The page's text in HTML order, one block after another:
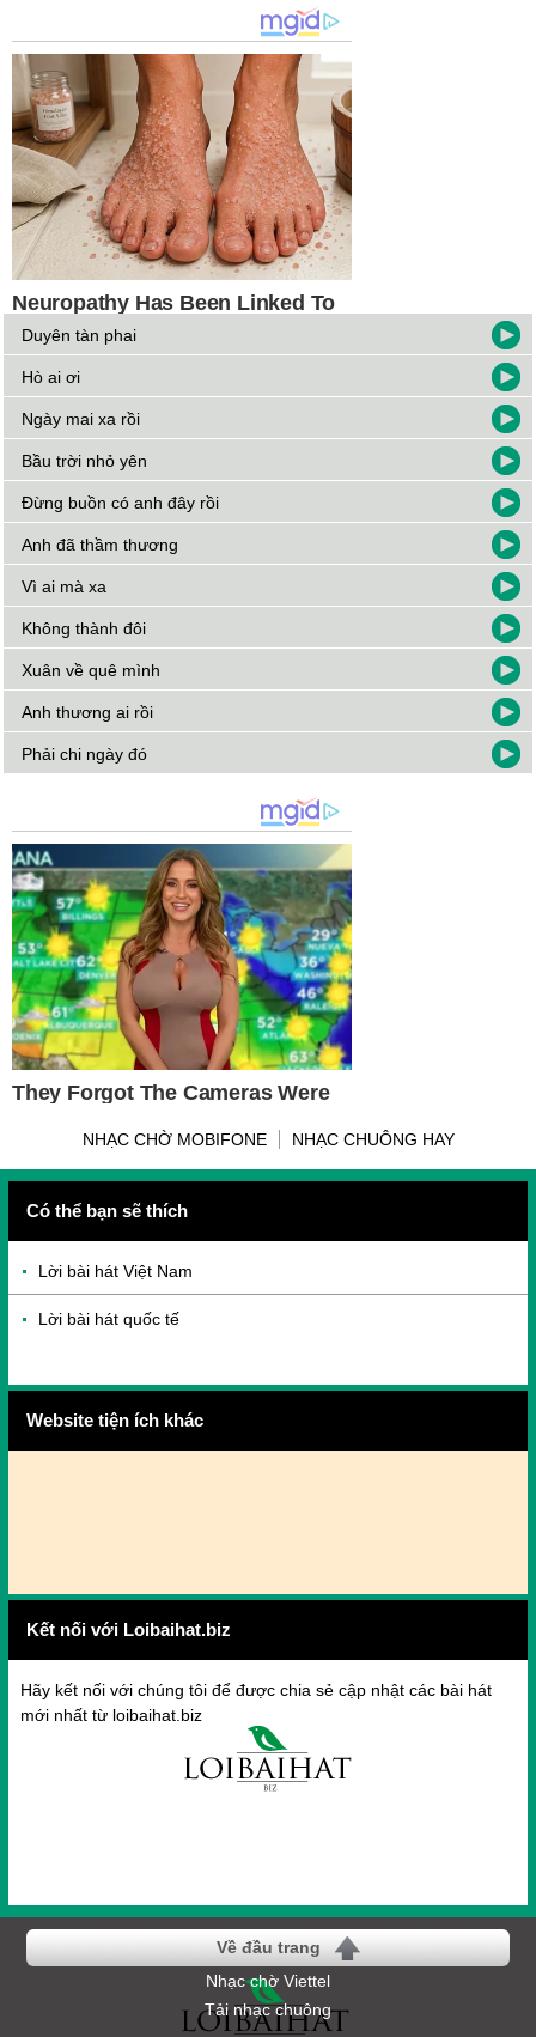
Duyên tàn phai
Hò ai ơi
Ngày mai xa rồi
Bầu trời nhỏ yên
Đừng buồn có anh đây rồi
Anh đã thầm thương
Vì ai mà xa
Không thành đôi
Xuân về quê mình
Anh thương ai rồi
Phải chi ngày đó
NHẠC CHỜ MOBIFONE NHẠC CHUÔNG HAY
Có thể bạn sẽ thích
Lời bài hát Việt Nam
Lời bài hát quốc tế
Website tiện ích khác
Kết nối với Loibaihat.biz
Hãy kết nối với chúng tôi để được chia sẻ cập nhật các bài hát
mới nhất từ loibaihat.biz
Về đầu trang
Nhạc chờ Viettel
Tải nhạc chuông